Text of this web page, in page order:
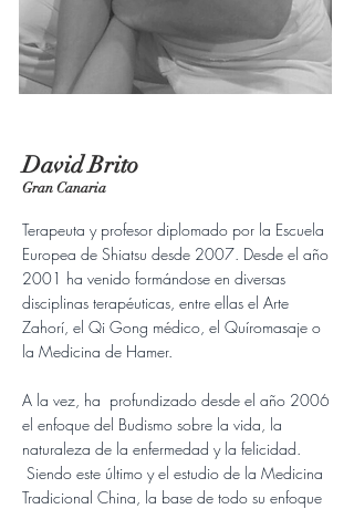
David Brito
Gran Canaria
Terapeuta y profesor diplomado por la Escuela
Europea de Shiatsu desde 2007. Desde el año
2001 ha venido formándose en diversas
disciplinas terapéuticas, entre ellas el Arte
Zahorí, el Qi Gong médico, el Quíromasaje o
la Medicina de Hamer.
A la vez, ha profundizado desde el año 2006
el enfoque del Budismo sobre la vida, la
naturaleza de la enfermedad y la felicidad.
Siendo este último y el estudio de la Medicina
Tradicional China, la base de todo su enfoque